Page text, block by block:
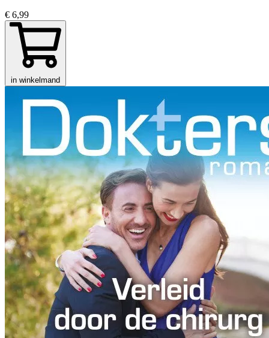
€ 6,99
in winkelmand